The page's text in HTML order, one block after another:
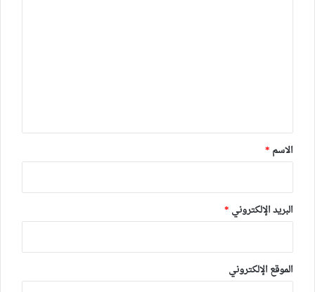
*
الاسم *
البريد الإلكتروني *
الموقع الإلكتروني